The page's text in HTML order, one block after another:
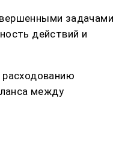
задачами
действий и
между